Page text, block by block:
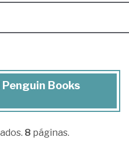
Books
8 páginas.